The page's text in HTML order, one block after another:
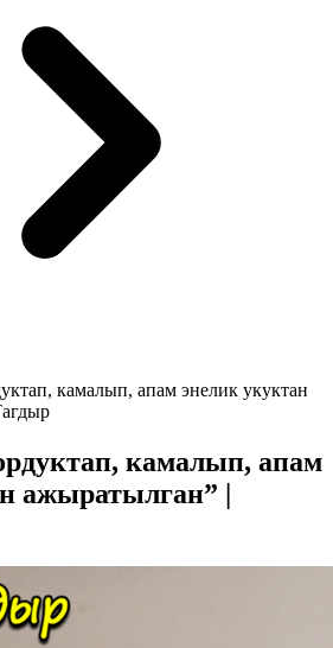
камалып, апам энелик укуктан
камалып, апам
ажыратылган” |